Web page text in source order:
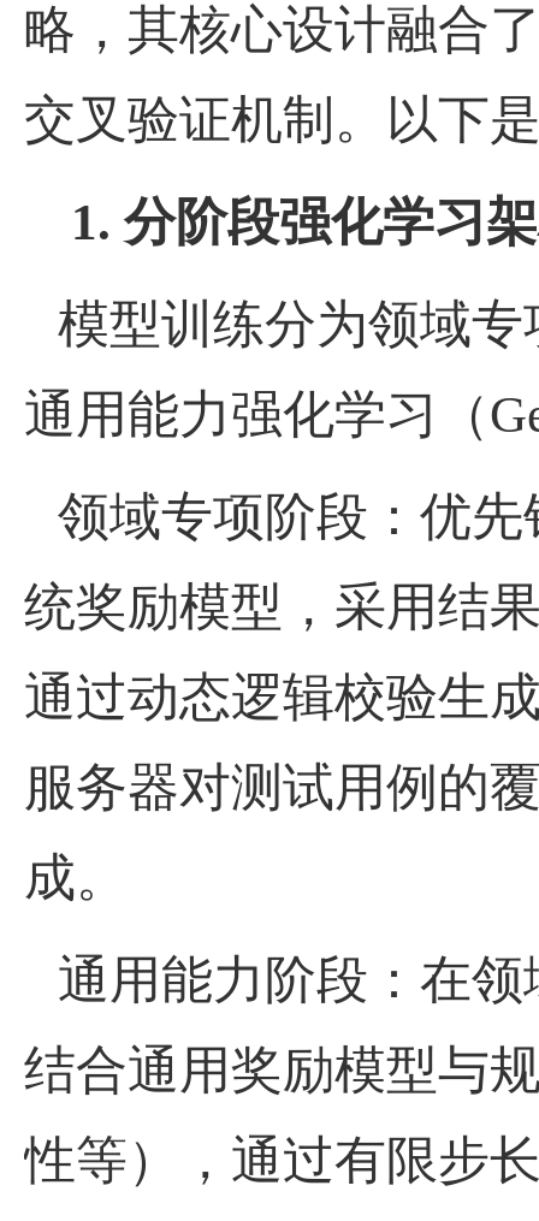
略，其核心设计融合
交叉验证机制。以下
1. 分阶段强化学习
模型训练分为领域
通用能力强化学习（
领域专项阶段：优
统奖励模型，采用结
通过动态逻辑校验生
服务器对测试用例的
成。
通用能力阶段：在
结合通用奖励模型与
性等），通过有限步